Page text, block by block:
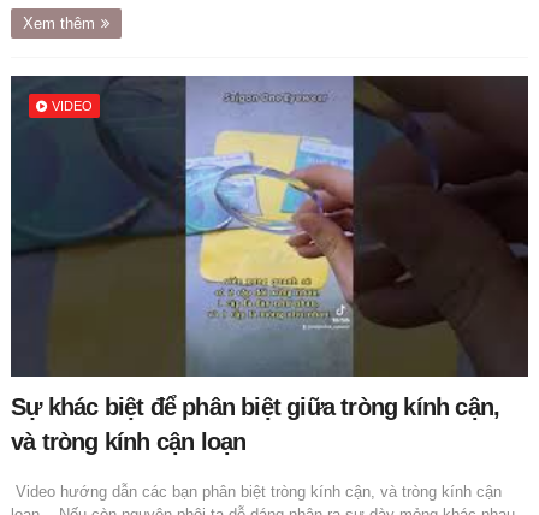
Xem thêm
VIDEO
Sự khác biệt để phân biệt giữa tròng kính cận,
và tròng kính cận loạn
Video hướng dẫn các bạn phân biệt tròng kính cận, và tròng kính cận